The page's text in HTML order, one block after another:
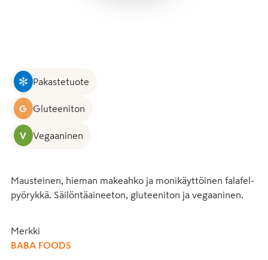
Pakastetuote
G Gluteeniton
V Vegaaninen
Mausteinen, hieman makeahko ja monikäyttöinen falafel-
pyörykkä. Säilöntäaineeton, gluteeniton ja vegaaninen.
Merkki
BABA FOODS